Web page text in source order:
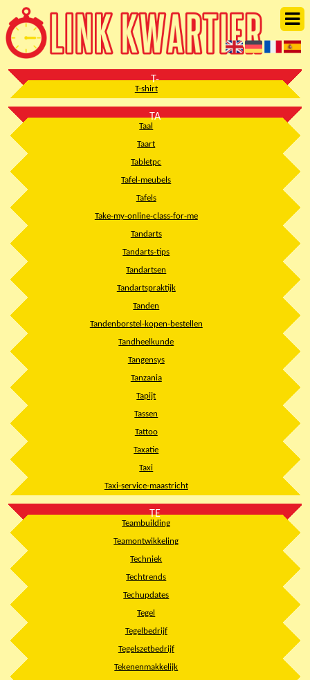
T-
T-shirt
TA
Taal
Taart
Tabletpc
Tafel-meubels
Tafels
Take-my-online-class-for-me
Tandarts
Tandarts-tips
Tandartsen
Tandartspraktijk
Tanden
Tandenborstel-kopen-bestellen
Tandheelkunde
Tangensys
Tanzania
Tapijt
Tassen
Tattoo
Taxatie
Taxi
Taxi-service-maastricht
TE
Teambuilding
Teamontwikkeling
Techniek
Techtrends
Techupdates
Tegel
Tegelbedrijf
Tegelszetbedrijf
Tekenenmakkelijk